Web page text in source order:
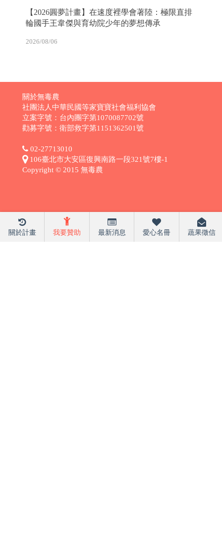
【2026圓夢計畫】在速度裡學會著陸：極限直排
輪國手王韋傑與育幼院少年的夢想傳承
2026/08/06
關於計畫 我要贊助 最新消息 愛心名冊 蔬果徵信
關於無毒農
社團法人中華民國等家寶寶社會福利協會
立案字號：台內團字第1070087702號
勸募字號：衛部救字第1151362501號
02-27713010
106臺北市大安區復興南路一段321號7樓-1
Copyright © 2015 無毒農